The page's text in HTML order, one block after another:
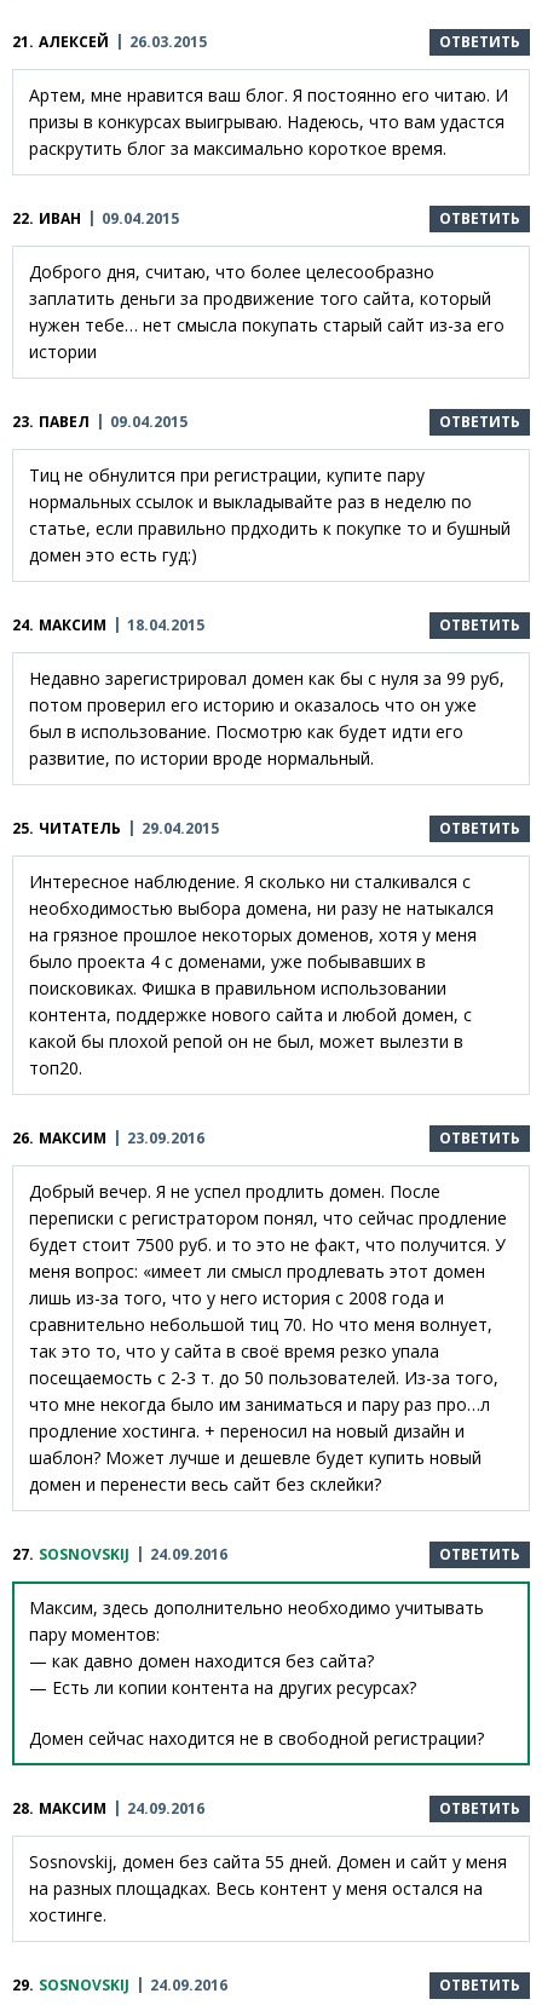
21. АЛЕКСЕЙ 26.03.2015 ОТВЕТИТЬ
Артем, мне нравится ваш блог. Я постоянно его читаю. И
призы в конкурсах выигрываю. Надеюсь, что вам удастся
раскрутить блог за максимально короткое время.
22. ИВАН 09.04.2015 ОТВЕТИТЬ
Доброго дня, считаю, что более целесообразно
заплатить деньги за продвижение того сайта, который
нужен тебе… нет смысла покупать старый сайт из-за его
истории
23. ПАВЕЛ 09.04.2015 ОТВЕТИТЬ
Тиц не обнулится при регистрации, купите пару
нормальных ссылок и выкладывайте раз в неделю по
статье, если правильно прдходить к покупке то и бушный
домен это есть гуд:)
24. МАКСИМ 18.04.2015 ОТВЕТИТЬ
Недавно зарегистрировал домен как бы с нуля за 99 руб,
потом проверил его историю и оказалось что он уже
был в использование. Посмотрю как будет идти его
развитие, по истории вроде нормальный.
25. ЧИТАТЕЛЬ 29.04.2015 ОТВЕТИТЬ
Интересное наблюдение. Я сколько ни сталкивался с
необходимостью выбора домена, ни разу не натыкался
на грязное прошлое некоторых доменов, хотя у меня
было проекта 4 с доменами, уже побывавших в
поисковиках. Фишка в правильном использовании
контента, поддержке нового сайта и любой домен, с
какой бы плохой репой он не был, может вылезти в
топ20.
26. МАКСИМ 23.09.2016 ОТВЕТИТЬ
Добрый вечер. Я не успел продлить домен. После
переписки с регистратором понял, что сейчас продление
будет стоит 7500 руб. и то это не факт, что получится. У
меня вопрос: «имеет ли смысл продлевать этот домен
лишь из-за того, что у него история с 2008 года и
сравнительно небольшой тиц 70. Но что меня волнует,
так это то, что у сайта в своё время резко упала
посещаемость с 2-3 т. до 50 пользователей. Из-за того,
что мне некогда было им заниматься и пару раз про…л
продление хостинга. + переносил на новый дизайн и
шаблон? Может лучше и дешевле будет купить новый
домен и перенести весь сайт без склейки?
27. SOSNOVSKIJ 24.09.2016 ОТВЕТИТЬ
Максим, здесь дополнительно необходимо учитывать
пару моментов:
— как давно домен находится без сайта?
— Есть ли копии контента на других ресурсах?
Домен сейчас находится не в свободной регистрации?
28. МАКСИМ 24.09.2016 ОТВЕТИТЬ
Sosnovskij, домен без сайта 55 дней. Домен и сайт у меня
на разных площадках. Весь контент у меня остался на
хостинге.
29. SOSNOVSKIJ 24.09.2016 ОТВЕТИТЬ